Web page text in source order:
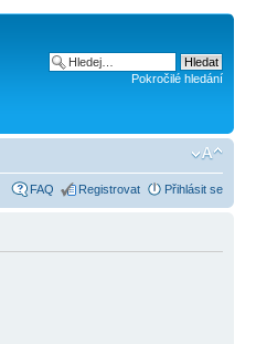
Pokročilé hledání
FAQ Registrovat Přihlásit se